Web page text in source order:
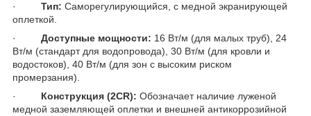
· Тип: Саморегулирующийся, с медной экранирующей
оплеткой.
· Доступные мощности: 16 Вт/м (для малых труб), 24
Вт/м (стандарт для водопровода), 30 Вт/м (для кровли и
водостоков), 40 Вт/м (для зон с высоким риском
промерзания).
· Конструкция (2CR): Обозначает наличие луженой
медной заземляющей оплетки и внешней антикоррозийной